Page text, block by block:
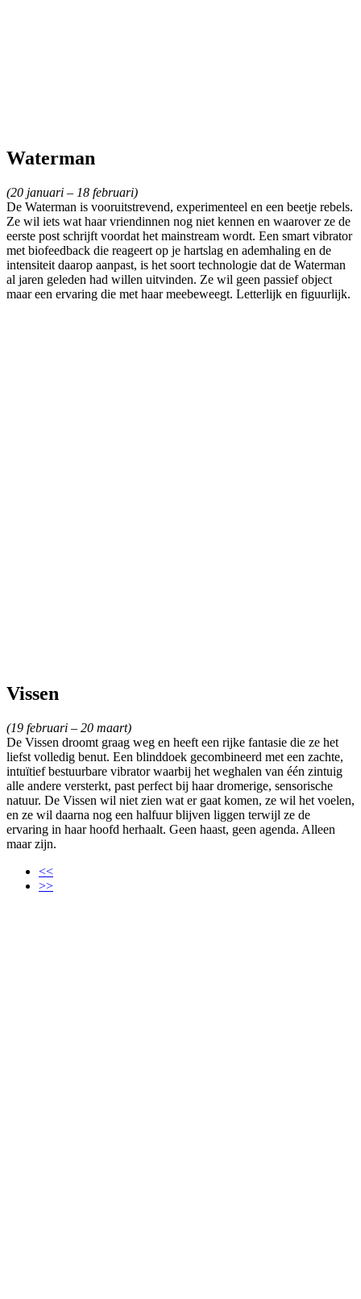
Waterman
(20 januari – 18 februari)
De Waterman is vooruitstrevend, experimenteel en een beetje rebels.
Ze wil iets wat haar vriendinnen nog niet kennen en waarover ze de
eerste post schrijft voordat het mainstream wordt. Een smart vibrator
met biofeedback die reageert op je hartslag en ademhaling en de
intensiteit daarop aanpast, is het soort technologie dat de Waterman
al jaren geleden had willen uitvinden. Ze wil geen passief object
maar een ervaring die met haar meebeweegt. Letterlijk en figuurlijk.
Vissen
(19 februari – 20 maart)
De Vissen droomt graag weg en heeft een rijke fantasie die ze het
liefst volledig benut. Een blinddoek gecombineerd met een zachte,
intuïtief bestuurbare vibrator waarbij het weghalen van één zintuig
alle andere versterkt, past perfect bij haar dromerige, sensorische
natuur. De Vissen wil niet zien wat er gaat komen, ze wil het voelen,
en ze wil daarna nog een halfuur blijven liggen terwijl ze de
ervaring in haar hoofd herhaalt. Geen haast, geen agenda. Alleen
maar zijn.
<<
>>